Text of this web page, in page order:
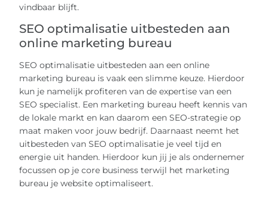
vindbaar blijft.
SEO optimalisatie uitbesteden aan
online marketing bureau
SEO optimalisatie uitbesteden aan een online
marketing bureau is vaak een slimme keuze. Hierdoor
kun je namelijk profiteren van de expertise van een
SEO specialist. Een marketing bureau heeft kennis van
de lokale markt en kan daarom een SEO-strategie op
maat maken voor jouw bedrijf. Daarnaast neemt het
uitbesteden van SEO optimalisatie je veel tijd en
energie uit handen. Hierdoor kun jij je als ondernemer
focussen op je core business terwijl het marketing
bureau je website optimaliseert.